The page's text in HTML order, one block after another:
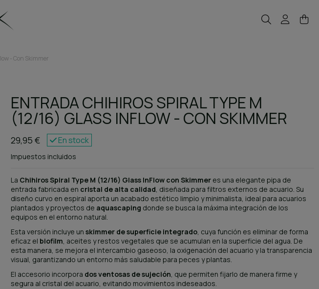
- Con Skimmer
ENTRADA CHIHIROS SPIRAL TYPE M
(12/16) GLASS INFLOW - CON SKIMMER
29,95 € En stock
Impuestos incluidos
La Chihiros Spiral Type M (12/16) Glass InFlow con Skimmeres una elegante pipa de
entrada fabricada en cristal de alta calidad , diseñada para filtros externos de acuario. Su
diseño curvo en espiral aporta un acabado estético limpio y minimalista, ideal para acuarios
plantados y proyectos de aquascaping donde se busca la máxima integración de los
equipos en el entorno natural.
Esta versión incluye un skimmer de superficie integrado, cuya función es eliminar de forma
eficaz el biofilm, aceites y restos vegetales que se acumulan en la superficie del agua. De
esta manera, se mejora el intercambio gaseoso, la oxigenación del acuario y la transparencia
visual, garantizando un entorno más saludable para peces y plantas.
El accesorio incorpora dos ventosas de sujeción, que permiten fijarlo de manera firme y
segura al cristal del acuario, evitando movimientos indeseados.